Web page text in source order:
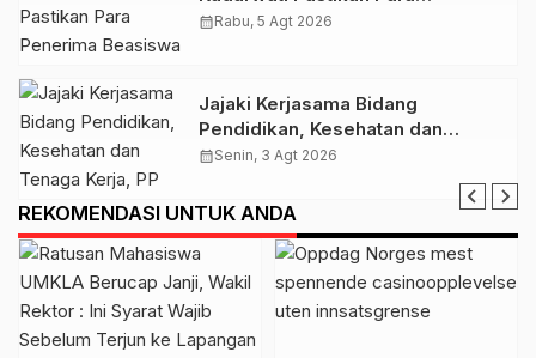
Penerima Beasiswa PIP Aspirasi
calendar_monthRabu, 5 Agt 2026
Jajaki Kerjasama Bidang
Pendidikan, Kesehatan dan
Tenaga Kerja, PP Muhamamdiyah
Terima Kunjungan Dubes Qatar
calendar_monthSenin, 3 Agt 2026
REKOMENDASI UNTUK ANDA